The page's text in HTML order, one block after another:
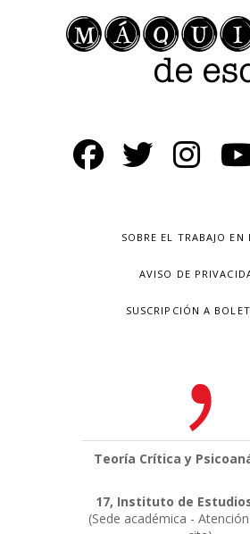
SOBRE EL TRABAJO EN
AVISO DE
SUSCRIPCIÓN A
Teoría Crítica y
17, Instituto de
(Sede académica -